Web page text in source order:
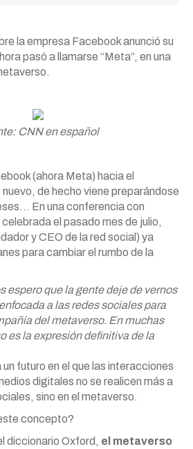
la empresa Facebook anunció su
pasó a llamarse “Meta”, en una
CNN en español
(ahora Meta) hacia el
de hecho viene preparándose
En una conferencia con
el pasado mes de julio,
y CEO de la red social) ya
para cambiar el rumbo de la
espero que la gente deje de vernos
a las redes sociales para
del metaverso. En muchas
es la expresión definitiva de la
futuro en el que las interacciones
digitales no se realicen más a
sino en el metaverso.
concepto?
diccionario Oxford, el metaverso